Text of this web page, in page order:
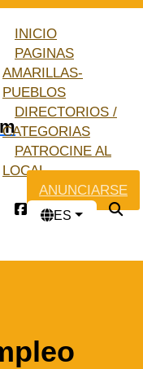
INICIO
PAGINAS
AMARILLAS-
PUEBLOS
DIRECTORIOS /
CATEGORIAS
PATROCINE AL
LOCAL
ANUNCIARSE
ES